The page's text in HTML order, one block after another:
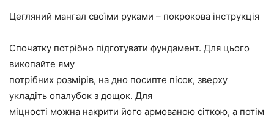
Цегляний мангал своїми руками – покрокова інструкція
Спочатку потрібно підготувати фундамент. Для цього
викопайте яму
потрібних розмірів, на дно посипте пісок, зверху
укладіть опалубок з дощок. Для
міцності можна накрити його армованою сіткою, а потім